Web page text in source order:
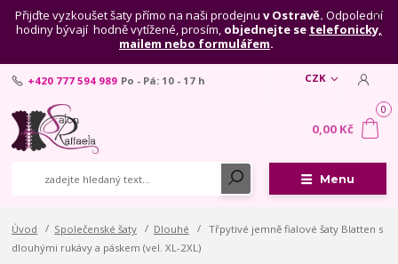
Přijďte vyzkoušet šaty přímo na naši prodejnu v Ostravě. Odpolední
hodiny bývají hodně vytížené, prosím, objednejte se telefonicky,
mailem nebo formulářem.
Menu
CZK
+420 777 594 989 Po - Pá: 10 - 17 h
0
0,00 Kč
Úvod Společenské šaty Dlouhé
Třpytivé jemně fialové šaty Blatten s
dlouhými rukávy a páskem (vel. XL-2XL)